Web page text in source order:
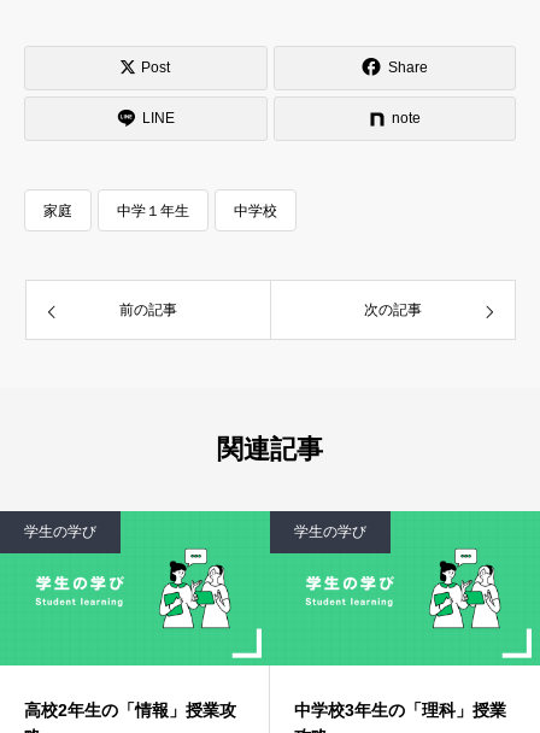
Post Share
LINE note
家庭 中学１年生 中学校
前の記事 次の記事
関連記事
学生の学び
高校2年生の「情報」授業攻
学生の学び
中学校3年生の「理科」授業